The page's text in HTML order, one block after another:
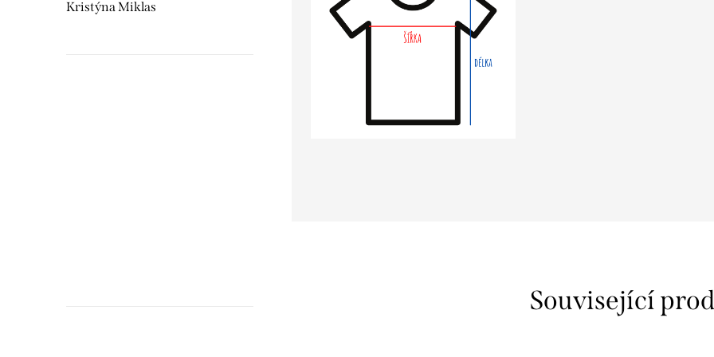
Kristýna Miklas
Související